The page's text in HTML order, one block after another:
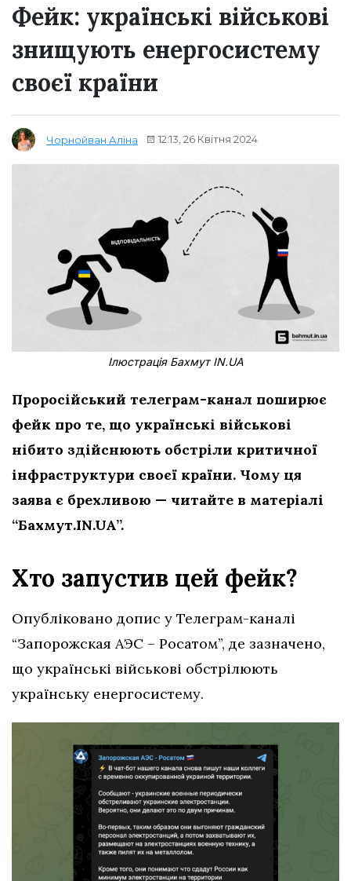
Фейк: українські військові
знищують енергосистему
своєї країни
Чорнойван Аліна 12:13, 26 Квітня 2024
Ілюстрація Бахмут IN.UA
Проросійський телеграм-канал поширює
фейк про те, що українські військові
нібито здійснюють обстріли критичної
інфраструктури своєї країни. Чому ця
заява є брехливою — читайте в матеріалі
“Бахмут.IN.UA”.
Хто запустив цей фейк?
Опубліковано допис у Телеграм-каналі
“Запорожская АЭС – Росатом”, де зазначено,
що українські військові обстрілюють
українську енергосистему.